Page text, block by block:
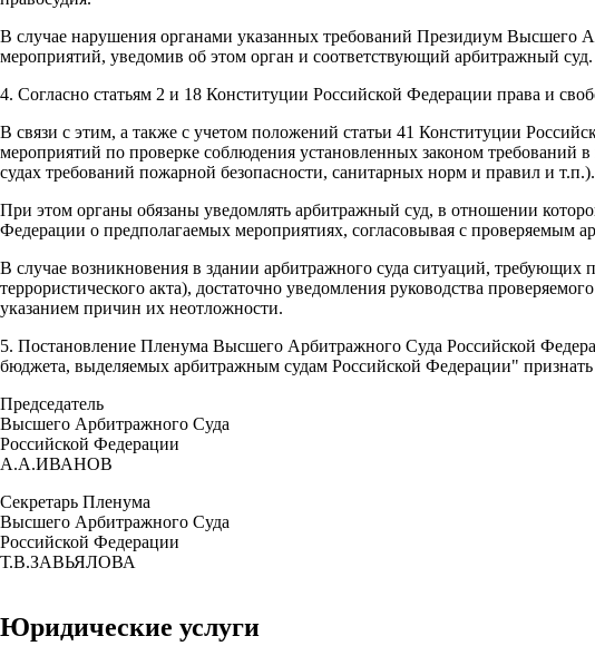
В случае нарушения органами указанных требований Президиум Высшего
мероприятий, уведомив об этом орган и соответствующий арбитражный суд.
4. Согласно статьям 2 и 18 Конституции Российской Федерации права и
В связи с этим, а также с учетом положений статьи 41 Конституции
мероприятий по проверке соблюдения установленных законом
судах требований пожарной безопасности, санитарных норм и правил и т.п.).
При этом органы обязаны уведомлять арбитражный суд, в отношении
Федерации о предполагаемых мероприятиях, согласовывая с проверяемым
В случае возникновения в здании арбитражного суда ситуаций, требующих
террористического акта), достаточно уведомления руководства
указанием причин их неотложности.
5. Постановление Пленума Высшего Арбитражного Суда Российской
бюджета, выделяемых арбитражным судам Российской Федерации"
Председатель
Высшего Арбитражного Суда
Российской Федерации
А.А.ИВАНОВ
Секретарь Пленума
Высшего Арбитражного Суда
Российской Федерации
Т.В.ЗАВЬЯЛОВА
Юридические услуги